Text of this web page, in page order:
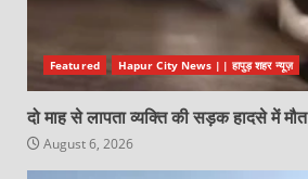
Featured Hapur City News || हापुड़ शहर न्यूज़
दो माह से लापता व्यक्ति की सड़क हादसे में मौत
August 6, 2026